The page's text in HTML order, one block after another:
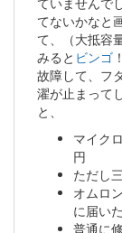
てないかなと
て、（大抵容
みると ビンゴ
故障して、フ
濯が止まって
と、
マイク
円
ただし
オムロ
に届い
普通に